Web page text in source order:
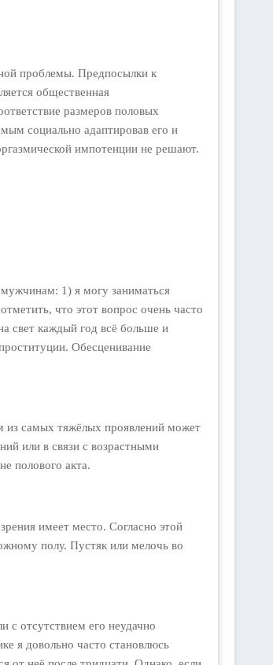
проблемы. Предпосылки к
общественная
размеров половых
социально адаптировав его и
импотенции не решают.
1) я могу заниматься
что этот вопрос очень часто
свет каждый год всё больше и
Обесценивание
из самых тяжёлых проявлений может
или в связи с возрастными
полового акта.
имеет место. Согласно этой
полу. Пустяк или мелочь во
отсутствием его неудачно
я довольно часто становлюсь